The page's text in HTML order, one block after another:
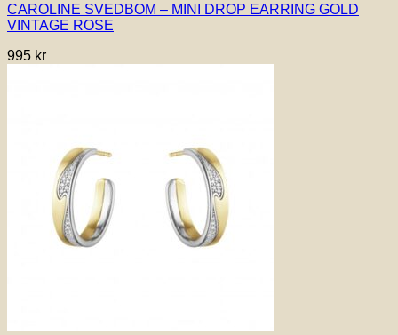
CAROLINE SVEDBOM – MINI DROP EARRING GOLD
VINTAGE ROSE
995 kr